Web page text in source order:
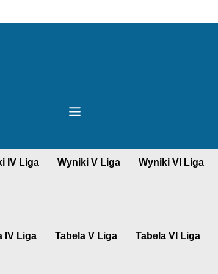
IV Liga Wyniki V Liga Wyniki VI Liga
IV Liga Tabela V Liga Tabela VI Liga